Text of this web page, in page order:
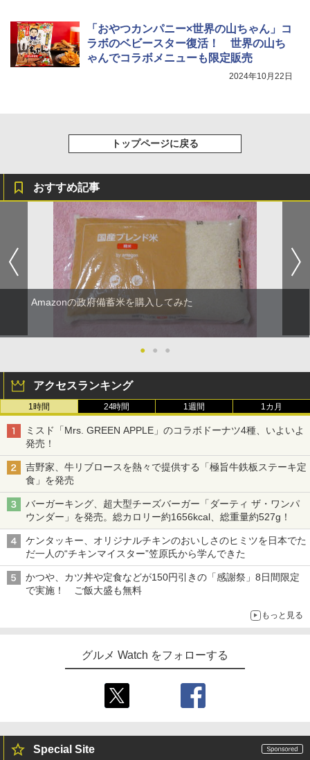
「おやつカンパニー×世界の山ちゃん」コ
ラボのベビースター復活！ 世界の山ち
ゃんでコラボメニューも限定販売
2024年10月22日
トップページに戻る
おすすめ記事
Amazonの政府備蓄米を購入してみた
● ● ●
アクセスランキング
1時間 24時間 1週間 1カ月
ミスド「Mrs. GREEN APPLE」のコラボドーナツ4種、いよいよ
発売！
吉野家、牛リブロースを熱々で提供する「極旨牛鉄板ステーキ定
食」を発売
バーガーキング、超大型チーズバーガー「ダーティ ザ・ワンパ
ウンダー」を発売。総カロリー約1656kcal、総重量約527g！
ケンタッキー、オリジナルチキンのおいしさのヒミツを日本でた
だ一人の“チキンマイスター”笠原氏から学んできた
かつや、カツ丼や定食などが150円引きの「感謝祭」8日間限定
で実施！ ご飯大盛も無料
もっと見る
グルメ Watch をフォローする
Special Site